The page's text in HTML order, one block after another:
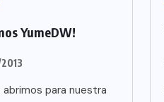
YumeDW!
para nuestra